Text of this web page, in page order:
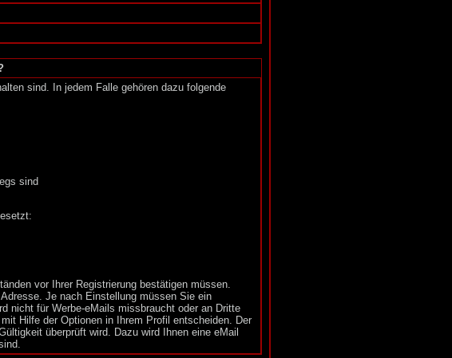
sind. In jedem Falle gehören dazu folgende
sind
vor Ihrer Registrierung bestätigen müssen.
Je nach Einstellung müssen Sie ein
nicht für Werbe-eMails missbraucht oder an Dritte
Hilfe der Optionen in Ihrem Profil entscheiden. Der
überprüft wird. Dazu wird Ihnen eine eMail